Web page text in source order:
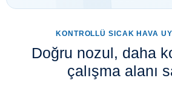
KONTROLLÜ SICAK HAVA
Doğru nozul, daha
çalışma alanı